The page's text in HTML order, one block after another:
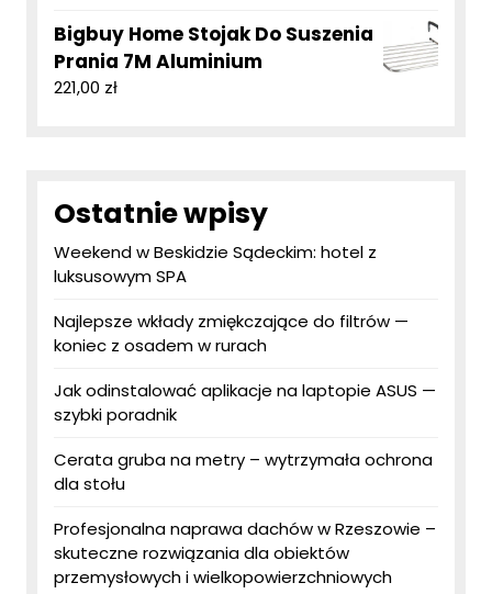
Bigbuy Home Stojak Do Suszenia
Prania 7M Aluminium
221,00 zł
Ostatnie wpisy
Weekend w Beskidzie Sądeckim: hotel z
luksusowym SPA
Najlepsze wkłady zmiękczające do filtrów —
koniec z osadem w rurach
Jak odinstalować aplikacje na laptopie ASUS —
szybki poradnik
Cerata gruba na metry – wytrzymała ochrona
dla stołu
Profesjonalna naprawa dachów w Rzeszowie –
skuteczne rozwiązania dla obiektów
przemysłowych i wielkopowierzchniowych